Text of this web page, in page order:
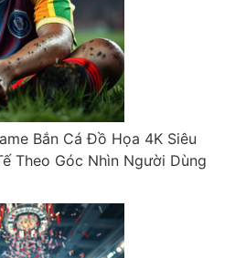
Bắn Cá Đồ Họa 4K Siêu
Theo Góc Nhìn Người Dùng